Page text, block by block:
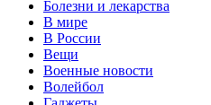
Болезни и лекарства
В мире
В России
Вещи
Военные новости
Волейбол